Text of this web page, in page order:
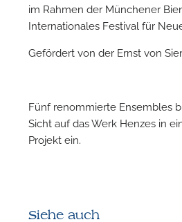
im Rahmen der Münchener
Internationales Festival für
Gefördert von der Ernst von
Fünf renommierte Ensembles
Sicht auf das Werk Henzes in
Projekt ein.
Siehe auch